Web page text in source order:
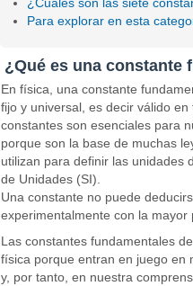
Para explorar en esta
¿Qué es una constante
En física, una constante
fijo y universal, es decir válido
constantes son esenciales para
porque son la base de muchas
utilizan para definir las unidades
de Unidades (SI).
Una constante no puede
experimentalmente con la mayor
Las constantes fundamentales
física porque entran en juego en
y, por tanto, en nuestra